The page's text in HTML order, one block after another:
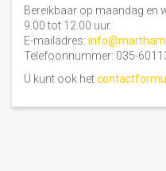
Bereikbaar op maandag en
9.00 tot 12.00 uur.
E-mailadres:
Telefoonnummer: 035-
U kunt ook het